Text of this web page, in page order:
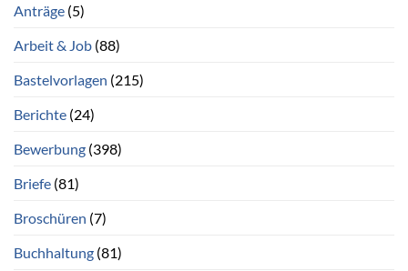
Anträge (5)
Arbeit & Job (88)
Bastelvorlagen (215)
Berichte (24)
Bewerbung (398)
Briefe (81)
Broschüren (7)
Buchhaltung (81)